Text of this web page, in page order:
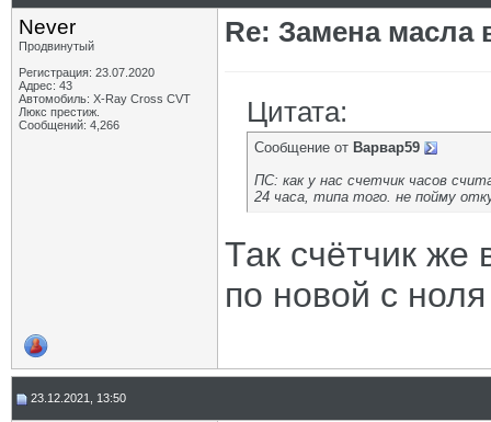
Never
Продвинутый
Регистрация: 23.07.2020
Адрес: 43
Автомобиль: X-Ray Cross CVT
Люкс престиж.
Сообщений: 4,266
Re: Замена масла
Цитата:
Сообщение от Варвар59
ПС: как у нас счетчик часов
24 часа, типа того. не пойму
Так счётчик же
по новой с
23.12.2021, 13:50